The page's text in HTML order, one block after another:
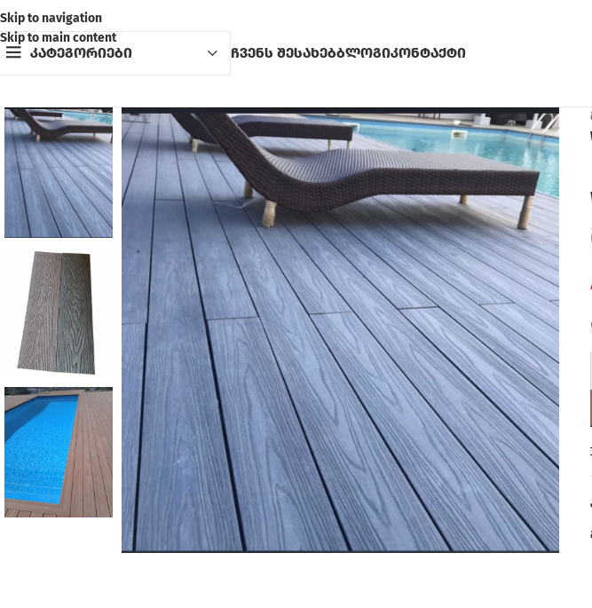
Skip to navigation
Skip to main content
კატეგორიები ჩვენს შესახებბლოგიკონტაქტი